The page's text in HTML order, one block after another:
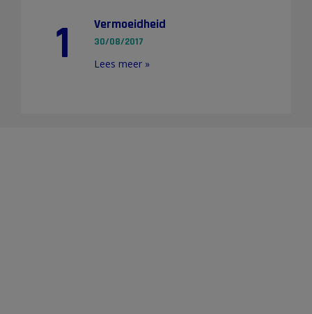
1 Vermoeidheid
30/08/2017
Lees meer »